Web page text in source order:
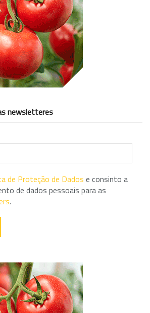
newsletteres
de Proteção de Dados e consinto a
de dados pessoais para as
.